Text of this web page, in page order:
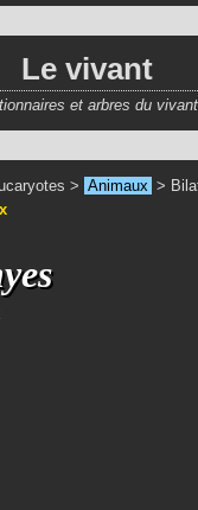
Le vivant
et arbres du vivant
> Animaux >